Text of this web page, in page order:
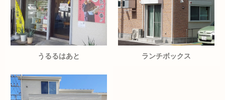
うるるはあと ランチボックス